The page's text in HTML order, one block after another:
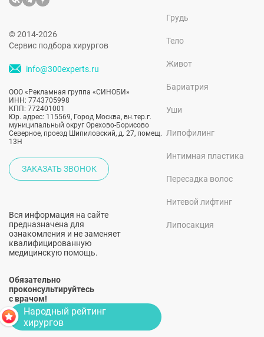
© 2014-2026
Сервис подбора хирургов
info@300experts.ru
ООО «Рекламная группа «СИНОБИ»
ИНН: 7743705998
КПП: 772401001
Юр. адрес: 115569, Город Москва, вн.тер.г.
муниципальный округ Орехово-Борисово
Северное, проезд Шипиловский, д. 27, помещ.
13Н
ЗАКАЗАТЬ ЗВОНОК
Вся информация на сайте
предназначена для
ознакомления и не заменяет
квалифицированную
медицинскую помощь.
Обязательно
проконсультируйтесь
с врачом!
Грудь
Тело
Живот
Бариатрия
Уши
Липофилинг
Интимная пластика
Пересадка волос
Нитевой лифтинг
Липосакция
Народный рейтинг
хирургов